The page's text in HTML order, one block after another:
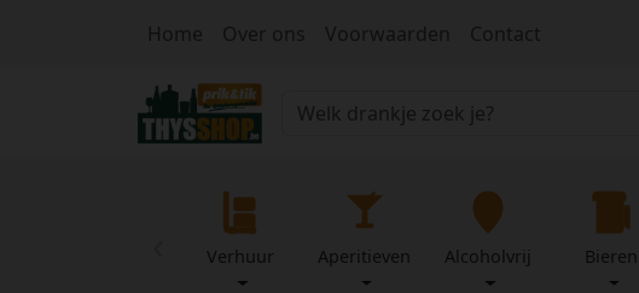
Home Over ons Voorwaarden Contact
Verhuur Aperitieven Alcoholvrij Bieren